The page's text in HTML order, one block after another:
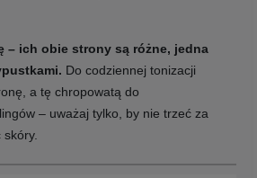
– ich obie strony są różne, jedna
Do codziennej tonizacji
a tę chropowatą do
– uważaj tylko, by nie trzeć za
skóry.